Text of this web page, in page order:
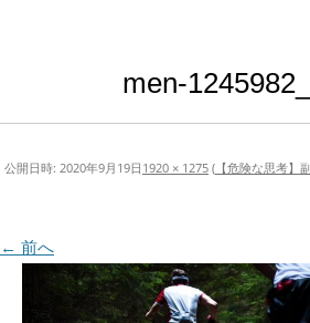
men-
公開日時: 2020年9月19日 1920 × 1275 ( 【危険な思考】
← 前へ